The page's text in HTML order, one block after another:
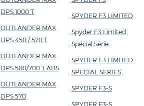
DPS 1000 T
OUTLANDER MAX
DPS 450 / 570 T
OUTLANDER MAX
DPS 500/700 T ABS
OUTLANDER MAX
DPS 570
SPYDER F3 LIMITED
Spyder F3 Limited
Spécial Série
SPYDER F3 LIMITED
SPECIAL SERIES
SPYDER F3-S
SPYDER F3-S